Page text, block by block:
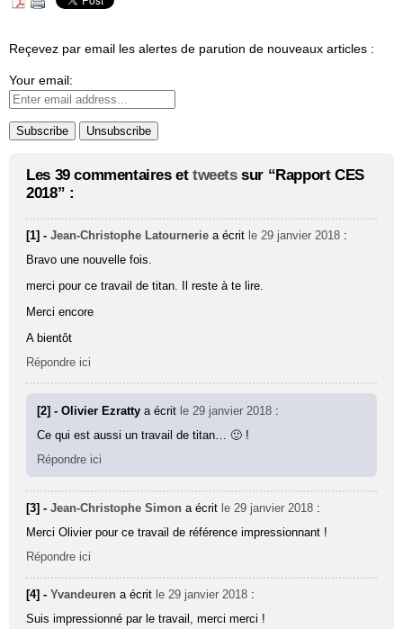
Reçevez par email les alertes de parution de nouveaux articles :
Your email:
Les 39 commentaires et tweetssur “Rapport CES
2018” :
[1] -Jean-Christophe Latournerie a écrit le 29 janvier 2018 :
Bravo une nouvelle fois.
merci pour ce travail de titan. Il reste à te lire.
Merci encore
A bientôt
Répondre ici
[2] - Olivier Ezrattya écrit le 29 janvier 2018 :
Ce qui est aussi un travail de titan… 🙂 !
Répondre ici
[3] -Jean-Christophe Simon a écrit le 29 janvier 2018 :
Merci Olivier pour ce travail de référence impressionnant !
Répondre ici
[4] -Yvandeuren a écrit le 29 janvier 2018 :
Suis impressionné par le travail, merci merci !